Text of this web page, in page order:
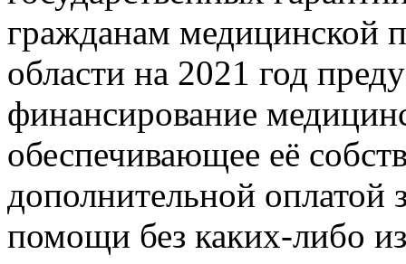
гражданам медицинской
области на 2021 год
финансирование
обеспечивающее её
дополнительной оплатой
помощи без каких-либо